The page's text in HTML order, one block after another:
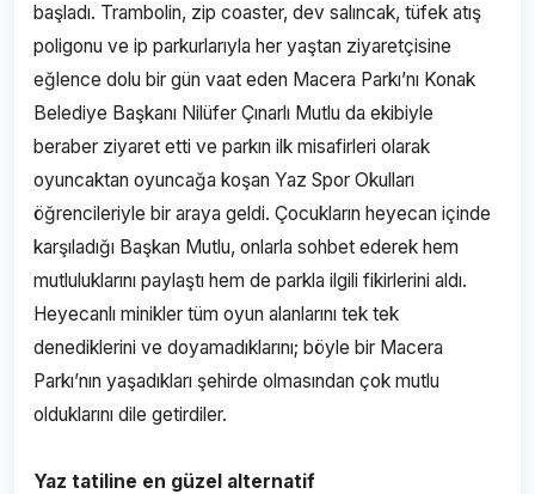
başladı. Trambolin, zip coaster, dev salıncak, tüfek atış
poligonu ve ip parkurlarıyla her yaştan ziyaretçisine
eğlence dolu bir gün vaat eden Macera Parkı’nı Konak
Belediye Başkanı Nilüfer Çınarlı Mutlu da ekibiyle
beraber ziyaret etti ve parkın ilk misafirleri olarak
oyuncaktan oyuncağa koşan Yaz Spor Okulları
öğrencileriyle bir araya geldi. Çocukların heyecan içinde
karşıladığı Başkan Mutlu, onlarla sohbet ederek hem
mutluluklarını paylaştı hem de parkla ilgili fikirlerini aldı.
Heyecanlı minikler tüm oyun alanlarını tek tek
denediklerini ve doyamadıklarını; böyle bir Macera
Parkı’nın yaşadıkları şehirde olmasından çok mutlu
olduklarını dile getirdiler.
Yaz tatiline en güzel alternatif